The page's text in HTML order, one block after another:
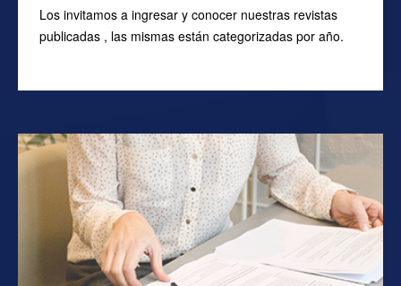
Los invitamos a ingresar y conocer nuestras revistas
publicadas , las mismas están categorizadas por año.